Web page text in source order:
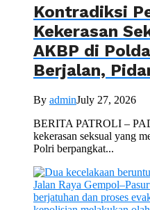
Kontradiksi
Kekerasan
AKBP di
Berjalan,
By adminJuly 27, 2026
BERITA PATROLI –
kekerasan seksual yang
Polri berpangkat...